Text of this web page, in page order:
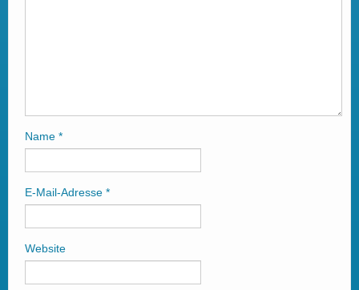
Name *
E-Mail-Adresse *
Website